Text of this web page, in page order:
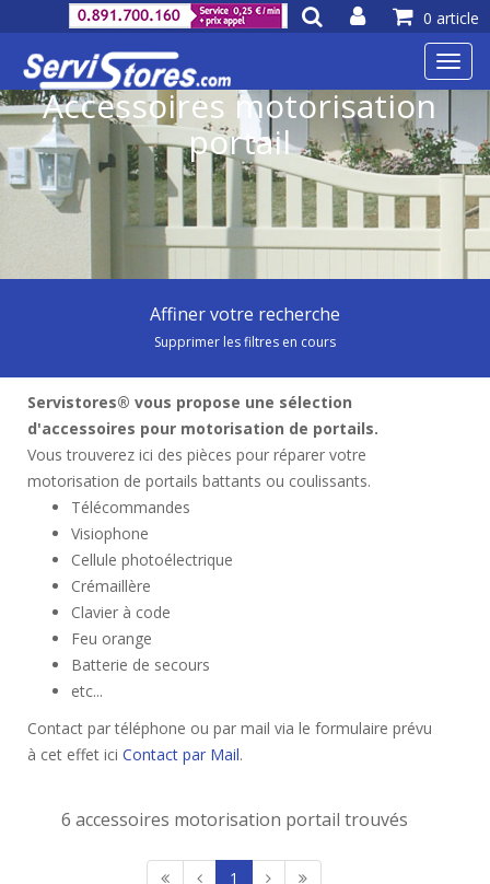
0 article
Accessoires motorisation
portail
Affiner votre recherche
Supprimer les filtres en cours
Servistores® vous propose une sélection
d'accessoires pour motorisation de portails.
Vous trouverez ici des pièces pour réparer votre
motorisation de portails battants ou coulissants.
Télécommandes
Visiophone
Cellule photoélectrique
Crémaillère
Clavier à code
Feu orange
Batterie de secours
etc...
Contact par téléphone ou par mail via le formulaire prévu
à cet effet ici Contact par Mail.
6 accessoires motorisation portail trouvés
1